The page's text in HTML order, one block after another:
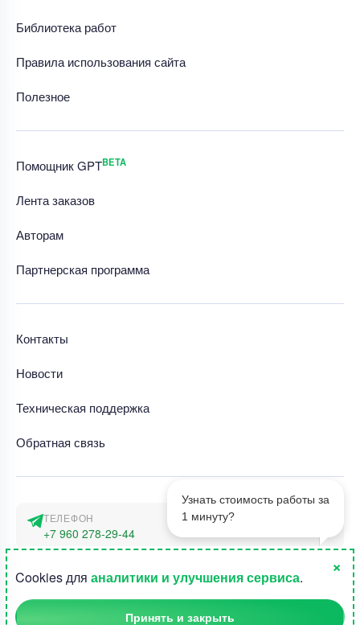
1
Узнать стоимость работы за
1 минуту?
Библиотека работ
Правила использования сайта
Полезное
Помощник GPTBETA
Лента заказов
Авторам
Партнерская программа
Контакты
Новости
Техническая поддержка
Обратная связь
ТЕЛЕФОН
+7 960 278-29-44
г. Москва, наб. Тараса Шевченко 23а
Cookies для аналитики и улучшения сервиса.
×
Принять и закрыть